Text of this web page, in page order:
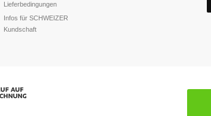
Lieferbedingungen
Infos für SCHWEIZER
Kundschaft